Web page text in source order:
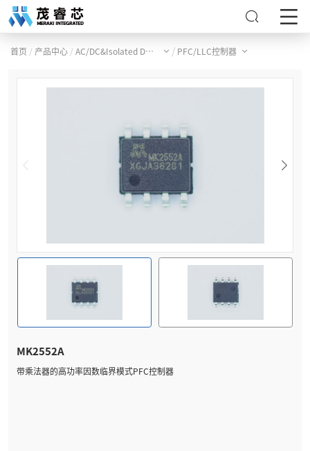
首页 / 产品中心 / AC/DC&Isolated DC/DC产品 / PFC/LLC控制器
MK2552A
带乘法器的高功率因数临界模式PFC控制器